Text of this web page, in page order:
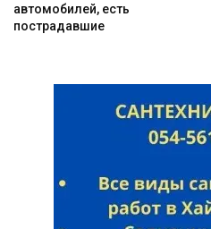
автомобилей, есть
пострадавшие